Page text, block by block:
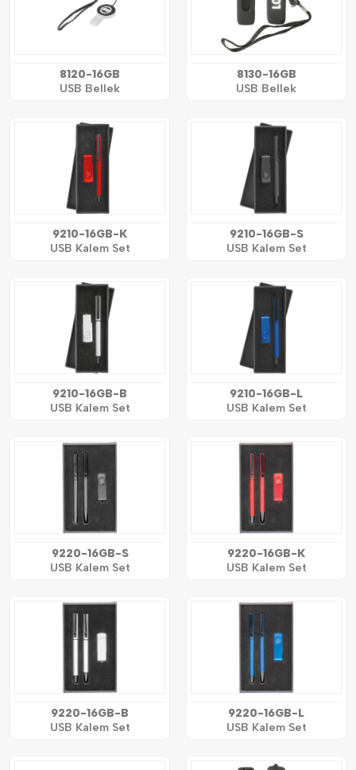
8120-16GB
USB Bellek
8130-16GB
USB Bellek
9210-16GB-K
USB Kalem Set
9210-16GB-S
USB Kalem Set
9210-16GB-B
USB Kalem Set
9210-16GB-L
USB Kalem Set
9220-16GB-S
USB Kalem Set
9220-16GB-K
USB Kalem Set
9220-16GB-B
USB Kalem Set
9220-16GB-L
USB Kalem Set